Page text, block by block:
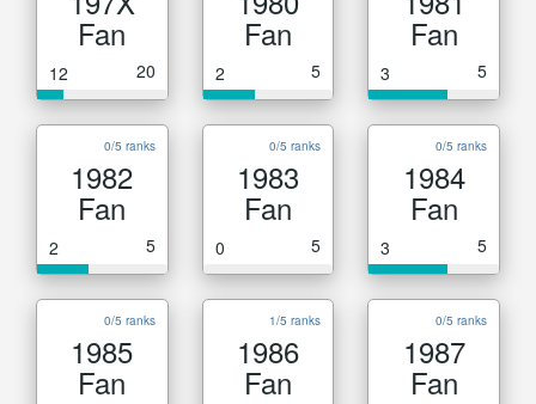
Fan
12 20
Fan
2 5
Fan
3 5
0/5 ranks
1982
Fan
2 5
0/5 ranks
1983
Fan
0 5
0/5 ranks
1984
Fan
3 5
0/5 ranks
1985
Fan
1/5 ranks
1986
Fan
0/5 ranks
1987
Fan